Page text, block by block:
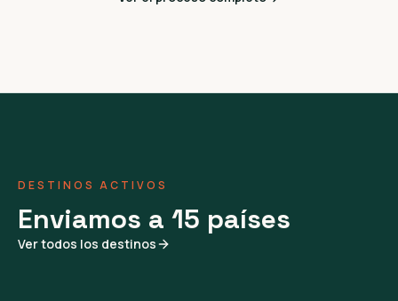
DESTINOS ACTIVOS
Enviamos a 15 países
Ver todos los destinos